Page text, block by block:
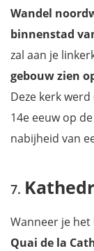
Wandel
binnenstad
zal aan je
gebouw zien
Deze kerk
14e eeuw op
nabijheid van
Wanneer je
Quai de la